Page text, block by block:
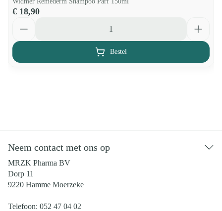
€ 18,90
Bestel
Neem contact met ons op
MRZK Pharma BV
Dorp 11
9220 Hamme Moerzeke
Telefoon: 052 47 04 02